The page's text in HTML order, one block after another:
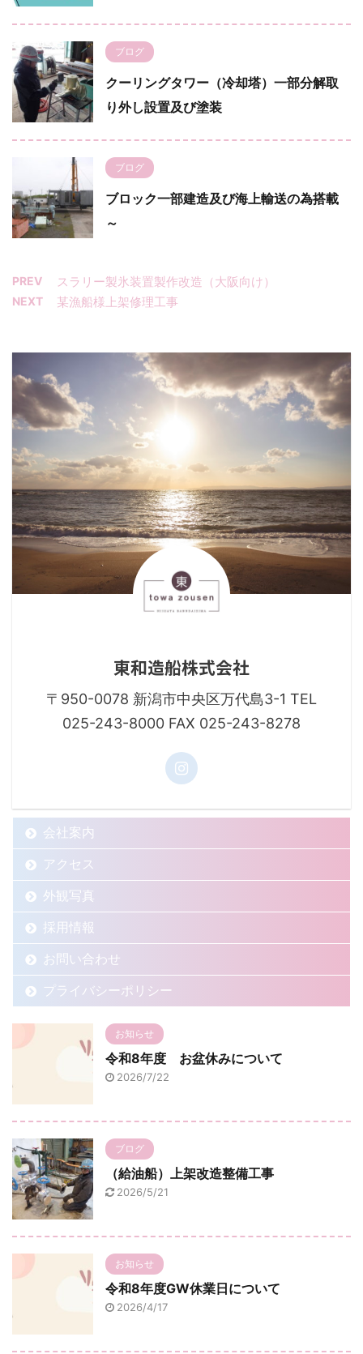
ブログ
クーリングタワー（冷却塔）一部分解取
り外し設置及び塗装
ブログ
ブロック一部建造及び海上輸送の為搭載
～
PREV スラリー製氷装置製作改造（大阪向け）
NEXT 某漁船様上架修理工事
東和造船株式会社
〒950-0078 新潟市中央区万代島3-1 TEL
025-243-8000 FAX 025-243-8278
会社案内
アクセス
外観写真
採用情報
お問い合わせ
プライバシーポリシー
お知らせ
令和8年度 お盆休みについて
2026/7/22
ブログ
（給油船）上架改造整備工事
2026/5/21
お知らせ
令和8年度GW休業日について
2026/4/17